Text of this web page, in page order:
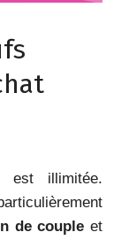
est illimitée.
de couple et